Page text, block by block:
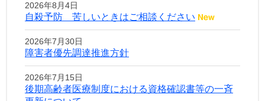
2026年8月4日
自殺予防 苦しいときはご相談ください
2026年7月30日
障害者優先調達推進方針
2026年7月15日
後期高齢者医療制度における資格確認書等の一斉